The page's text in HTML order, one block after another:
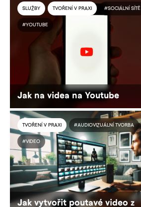
SLUŽBY TVOŘENÍ V PRAXI #SOCIÁLNÍ SÍTĚ
#YOUTUBE
Jak na videa na Youtube
TVOŘENÍ V PRAXI #AUDIOVIZUÁLNÍ TVORBA
#VIDEO
Jak vytvořit poutavé video z